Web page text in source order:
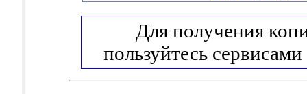
Для получения
пользуйтесь сервисами